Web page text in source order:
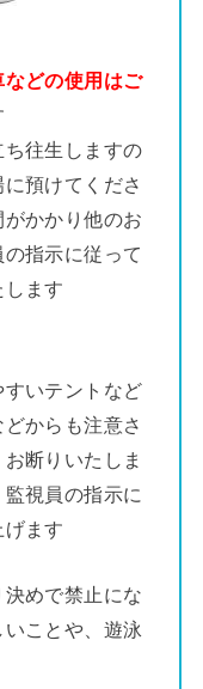
などの使用はご
往生しますの
預けてくださ
かかり他のお
指示に従って
ます
いテントなど
からも注意さ
断りいたしま
視員の指示に
ます
決めで禁止にな
ことや、遊泳